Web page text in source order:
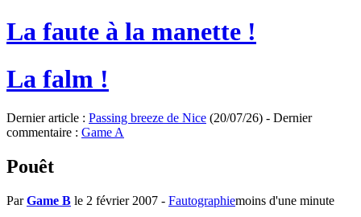
La faute à la manette !
La falm !
Dernier article : Passing breeze de Nice (20/07/26) - Dernier
commentaire : Game A
Pouêt
ParGame B le 2 février 2007 - Fautographiemoins d'une minute